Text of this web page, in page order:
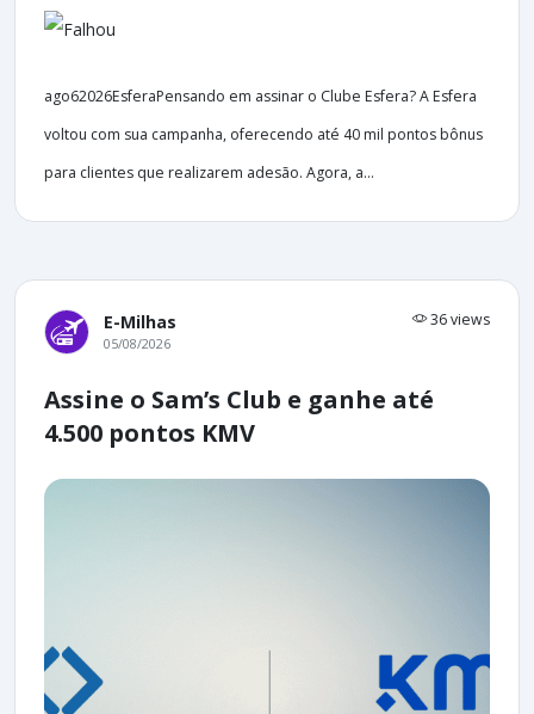
ago62026EsferaPensando em assinar o Clube Esfera? A Esfera
voltou com sua campanha, oferecendo até 40 mil pontos bônus
para clientes que realizarem adesão. Agora, a...
E-Milhas 36 views
05/08/2026
Assine o Sam’s Club e ganhe até
4.500 pontos KMV